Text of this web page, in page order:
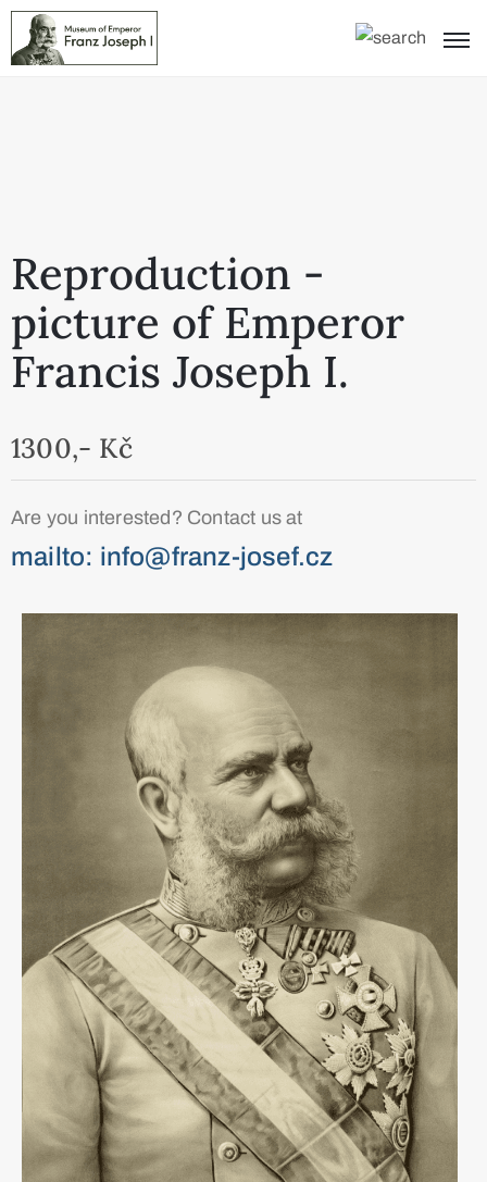
Reproduction -
picture of Emperor
Francis Joseph I.
1300,- Kč
Are you interested? Contact us at
mailto: info@franz-josef.cz